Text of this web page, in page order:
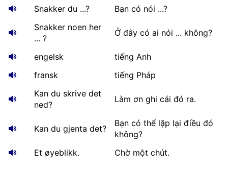
Snakker du ...?
Bạn có nói ...?
Snakker noen her
... ?
Ở đây có ai nói ... không?
engelsk
tiếng Anh
fransk
tiếng Pháp
Kan du skrive det
ned?
Làm ơn ghi cái đó ra.
Kan du gjenta det?
Bạn có thể lặp lại điều đó
không?
Et øyeblikk.
Chờ một chút.